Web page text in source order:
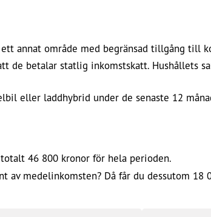
annat område med begränsad tillgång till
de betalar statlig inkomstskatt. Hushållets
eller laddhybrid under de senaste 12
46 800 kronor för hela perioden.
av medelinkomsten? Då får du dessutom